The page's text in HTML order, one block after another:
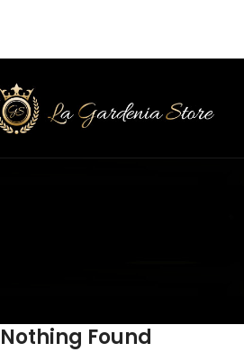
Nothing Found